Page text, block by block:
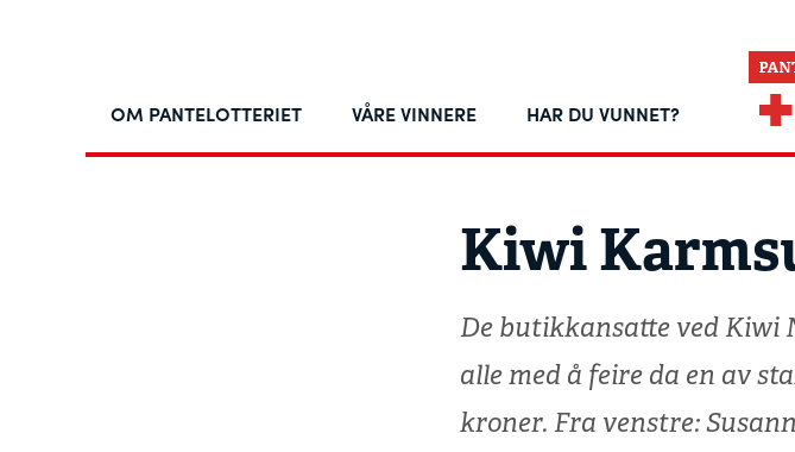
OM PANTELOTTERIET VÅRE VINNERE HAR DU VUNNET?
Kiwi
De butikkansatte ved Kiwi
alle med å feire da en av
kroner. Fra venstre: